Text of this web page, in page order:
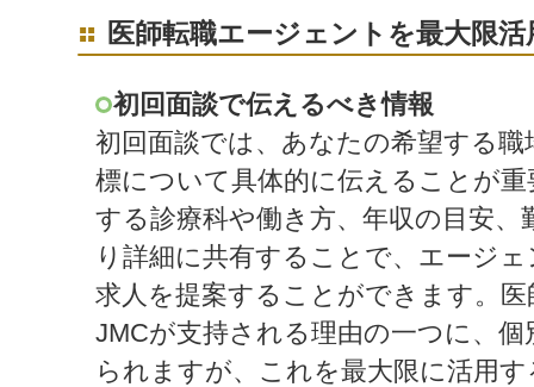
医師転職エージェントを最大限
初回面談で伝えるべき情報
初回面談では、あなたの希望する
標について具体的に伝えることが
する診療科や働き方、年収の目安、
り詳細に共有することで、エージ
求人を提案することができます。
JMCが支持される理由の一つに、
られますが、これを最大限に活用